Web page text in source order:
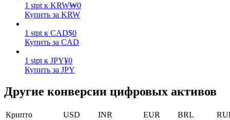
1 stpt к KRW₩0
Купить за KRW
1 stpt к CAD$0
Купить за CAD
1 stpt к JPY¥0
Купить за JPY
Другие конверсии цифровых активов
Крипто USD INR EUR BRL